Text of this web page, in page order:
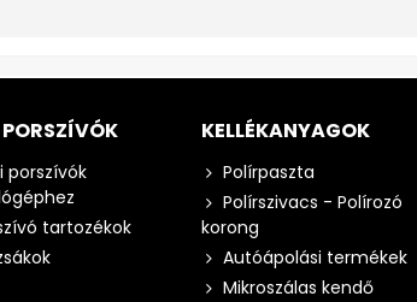
porszívók
tartozékok
KELLÉKANYAGOK
Polírpaszta
Polírszivacs - Polírozó
korong
Autóápolási termékek
Mikroszálas kendő